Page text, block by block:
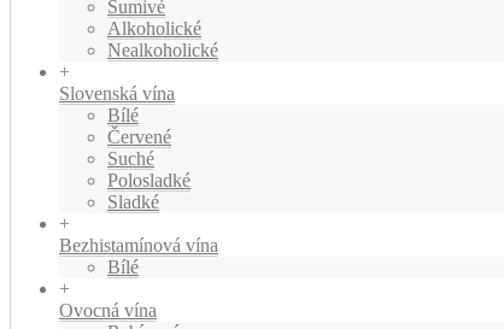
Šumivé
Alkoholické
Nealkoholické
+
Slovenská vína
Bílé
Červené
Suché
Polosladké
Sladké
+
Bezhistamínová vína
Bílé
+
Ovocná vína